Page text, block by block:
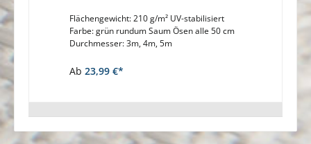
Flächengewicht: 210 g/m² UV-stabilisiert
Farbe: grün rundum Saum Ösen alle 50 cm
Durchmesser: 3m, 4m, 5m
Ab 23,99 €*
12 m